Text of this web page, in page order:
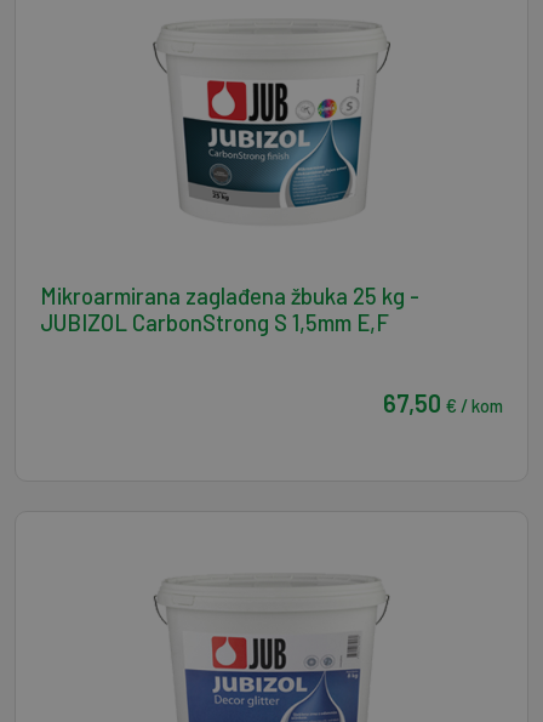
Mikroarmirana zaglađena žbuka 25 kg -
JUBIZOL CarbonStrong S 1,5mm E,F
67,50 € / kom